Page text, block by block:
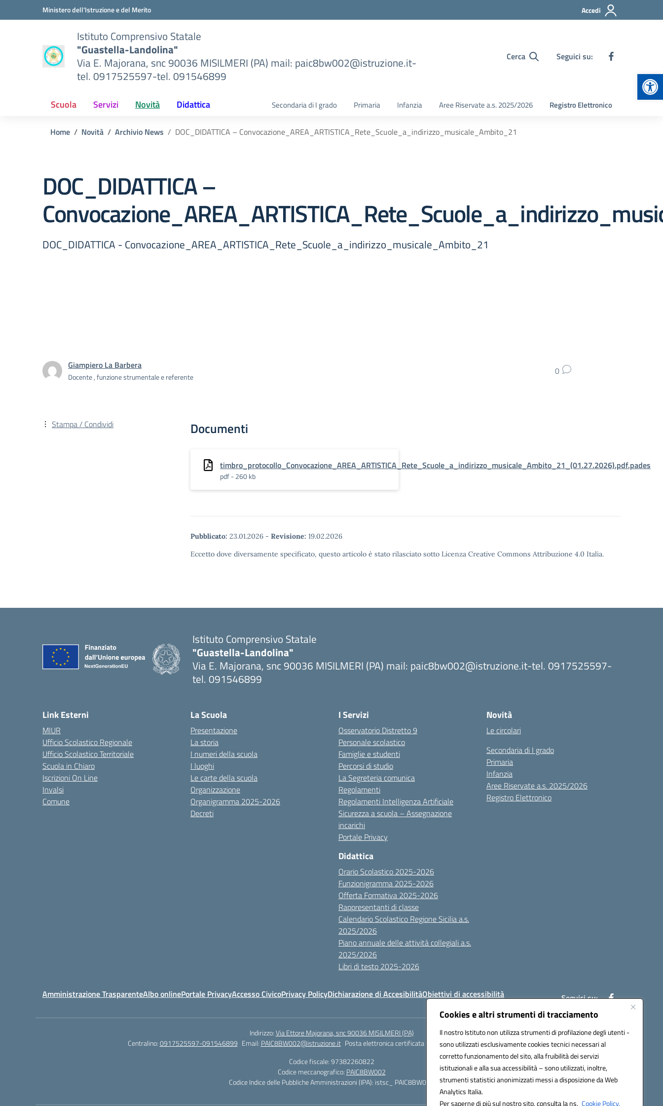
Cookies e altri strumenti di tracciamento
Il nostro Istituto non utilizza strumenti di profilazione degli utenti -
sono utilizzati esclusivamente cookies tecnici necessari al
corretto funzionamento del sito, alla fruibilità dei servizi
istituzionali e alla sua accessibilità – sono utilizzati, inoltre,
strumenti statistici anonimizzati messi a disposizione da Web
Analytics Italia.
Per saperne di più sul nostro sito, consulta la ns. Cookie Policy.
Vai ai contenuti
Vai al menu di navigazioneMinistero dell'Istruzione e del Merito Accedi
Istituto Comprensivo Statale
"Guastella-Landolina"
Via E. Majorana, snc 90036 MISILMERI (PA) mail: paic8bw002@istruzione.it-
tel. 0917525597-tel. 091546899
Cerca Seguici su:
Scuola Servizi Novità Didattica Secondaria di I grado Primaria Infanzia Aree Riservate a.s. 2025/2026 Registro Elettronico
Home Novità Archivio News DOC_DIDATTICA – Convocazione_AREA_ARTISTICA_Rete_Scuole_a_indirizzo_musicale_Ambito_21
DOC_DIDATTICA –
DOC_DIDATTICA - Convocazione_AREA_ARTISTICA_Rete_Scuole_a_indirizzo_musicale_Ambito_21
Giampiero La Barbera
Docente , funzione strumentale e referente 0
Documenti
timbro_protocollo_Convocazione_AREA_ARTISTICA_Rete_Scuole_a_indirizzo_musicale_Ambito_21_(01.27.2026).pdf.pades
pdf - 260 kb
Pubblicato: 23.01.2026 - Revisione: 19.02.2026
Eccetto dove diversamente specificato, questo articolo è stato rilasciato sotto Licenza Creative Commons Attribuzione 4.0 Italia.
Stampa / Condividi
Istituto Comprensivo Statale
"Guastella-Landolina"
Via E. Majorana, snc 90036 MISILMERI (PA) mail: paic8bw002@istruzione.it-tel. 0917525597-
tel. 091546899
Link Esterni
MIUR
Ufficio Scolastico Regionale
Ufficio Scolastico Territoriale
Scuola in Chiaro
Iscrizioni On Line
Invalsi
Comune
La Scuola
Presentazione
La storia
I numeri della scuola
I luoghi
Le carte della scuola
Organizzazione
Organigramma 2025-2026
Decreti
I Servizi
Osservatorio Distretto 9
Personale scolastico
Famiglie e studenti
Percorsi di studio
La Segreteria comunica
Regolamenti
Regolamenti Intelligenza Artificiale
Sicurezza a scuola – Assegnazione
incarichi
Portale Privacy
Didattica
Orario Scolastico 2025-2026
Funzionigramma 2025-2026
Offerta Formativa 2025-2026
Rappresentanti di classe
Calendario Scolastico Regione Sicilia a.s.
2025/2026
Piano annuale delle attività collegiali a.s.
2025/2026
Libri di testo 2025-2026
Novità
Le circolari
Secondaria di I grado
Primaria
Infanzia
Aree Riservate a.s. 2025/2026
Registro Elettronico
Amministrazione TrasparenteAlbo onlinePortale PrivacyAccesso CivicoPrivacy PolicyDichiarazione di AccesibilitàObiettivi di accessibilità Seguici su:
Indirizzo:Via Ettore Majorana, snc 90036 MISILMERI (PA)
Centralino:0917525597-091546899 Email: PAIC8BW002@istruzione.it Posta elettronica certificata (PEC):PAIC8BW002@pec.istruzione.it
Codice fiscale: 97382260822
Codice meccanografico: PAIC8BW002
Codice Indice delle Pubbliche Amministrazioni (IPA): istsc_ PAIC8BW002